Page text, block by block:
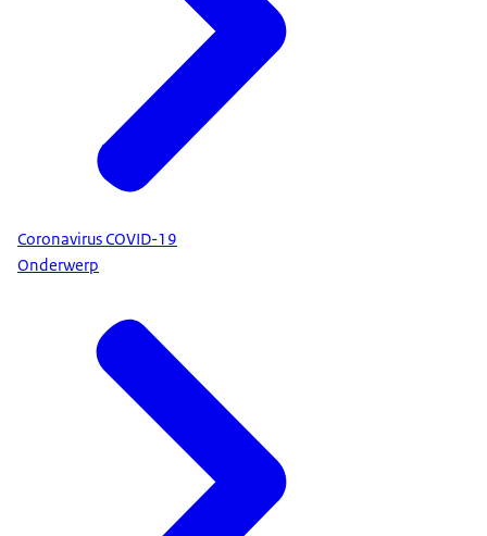
Coronavirus COVID-19
Onderwerp